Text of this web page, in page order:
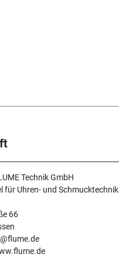
Technik GmbH
für Uhren- und Schmucktechnik
66